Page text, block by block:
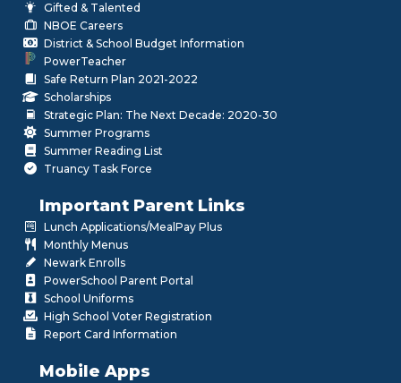
Gifted & Talented
NBOE Careers
District & School Budget Information
PowerTeacher
Safe Return Plan 2021-2022
Scholarships
Strategic Plan: The Next Decade: 2020-30
Summer Programs
Summer Reading List
Truancy Task Force
Important Parent Links
Lunch Applications/MealPay Plus
Monthly Menus
Newark Enrolls
PowerSchool Parent Portal
School Uniforms
High School Voter Registration
Report Card Information
Mobile Apps